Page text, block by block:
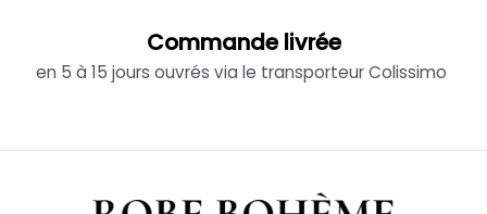
Commande livrée
en 5 à 15 jours ouvrés via le transporteur Colissimo